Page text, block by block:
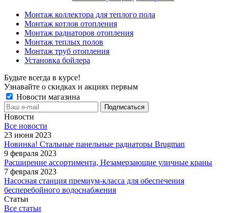
Монтаж коллектора для теплого пола
Монтаж котлов отопления
Монтаж радиаторов отопления
Монтаж теплых полов
Монтаж труб отопления
Установка бойлера
Будьте всегда в курсе!
Узнавайте о скидках и акциях первым
Новости магазина
Новости
Все новости
23 июня 2023
Новинка! Стальные панельные радиаторы Brugman
9 февраля 2023
Расширение ассортимента, Незамерзающие уличные краны
7 февраля 2023
Насосная станция премиум-класса для обеспечения
бесперебойного водоснабжения
Статьи
Все статьи